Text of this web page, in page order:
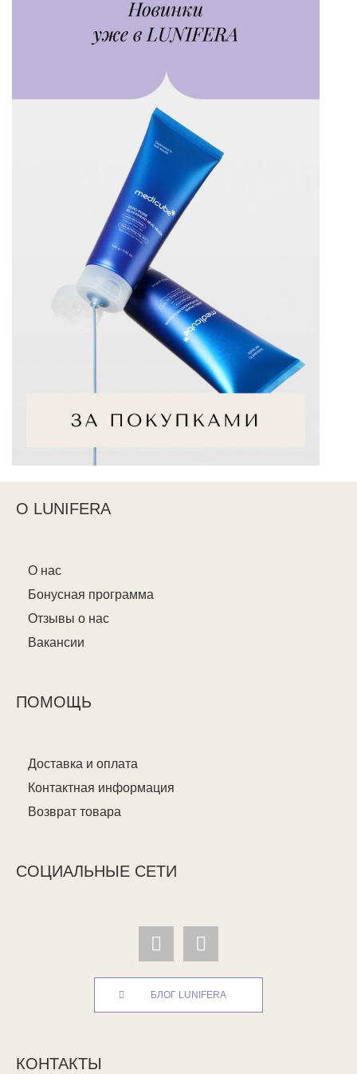
О LUNIFERA
О нас
Бонусная программа
Отзывы о нас
Вакансии
ПОМОЩЬ
Доставка и оплата
Контактная информация
Возврат товара
СОЦИАЛЬНЫЕ СЕТИ
БЛОГ LUNIFERA
КОНТАКТЫ